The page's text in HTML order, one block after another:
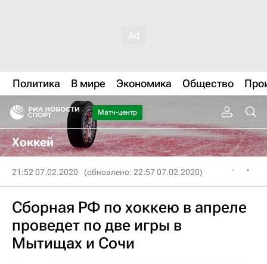
Политика В мире Экономика Общество
Матч-центр
Хоккей
21:52 07.02.2020 (обновлено: 22:57 07.02.2020)
Сборная РФ по хоккею в апреле
проведет по две игры в
Мытищах и Сочи